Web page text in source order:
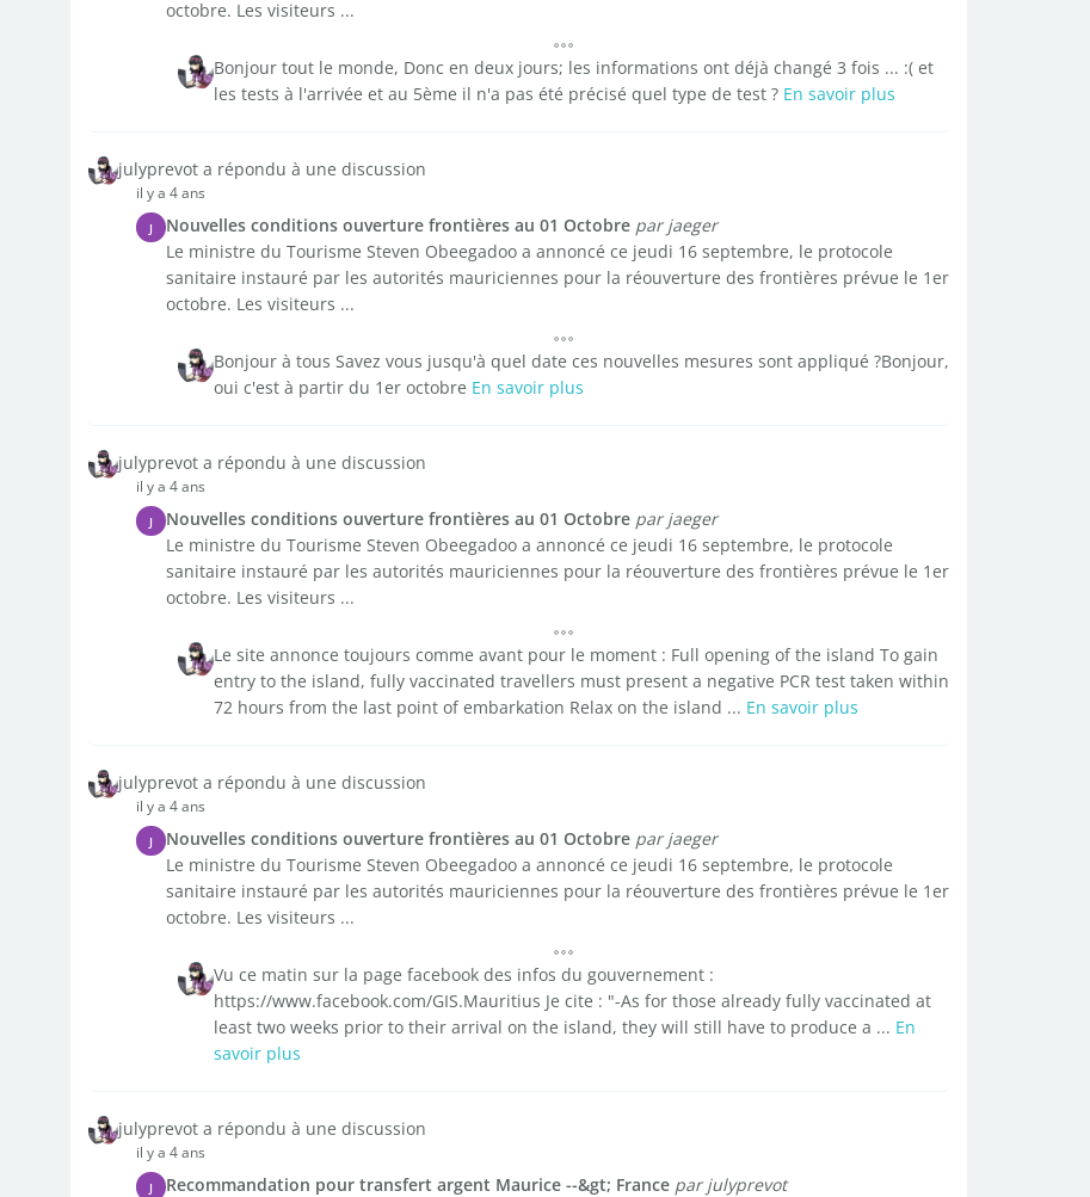
octobre. Les visiteurs ...
Bonjour tout le monde, Donc en deux jours; les informations ont déjà changé 3 fois ... :( et
les tests à l'arrivée et au 5ème il n'a pas été précisé quel type de test ? En savoir plus
julyprevot a répondu à une discussion
il y a 4 ans
J Nouvelles conditions ouverture frontières au 01 Octobre par jaeger
Le ministre du Tourisme Steven Obeegadoo a annoncé ce jeudi 16 septembre, le protocole
sanitaire instauré par les autorités mauriciennes pour la réouverture des frontières prévue le 1er
octobre. Les visiteurs ...
Bonjour à tous Savez vous jusqu'à quel date ces nouvelles mesures sont appliqué ?Bonjour,
oui c'est à partir du 1er octobre En savoir plus
julyprevot a répondu à une discussion
il y a 4 ans
J Nouvelles conditions ouverture frontières au 01 Octobre par jaeger
Le ministre du Tourisme Steven Obeegadoo a annoncé ce jeudi 16 septembre, le protocole
sanitaire instauré par les autorités mauriciennes pour la réouverture des frontières prévue le 1er
octobre. Les visiteurs ...
Le site annonce toujours comme avant pour le moment : Full opening of the island To gain
entry to the island, fully vaccinated travellers must present a negative PCR test taken within
72 hours from the last point of embarkation Relax on the island ... En savoir plus
julyprevot a répondu à une discussion
il y a 4 ans
J Nouvelles conditions ouverture frontières au 01 Octobre par jaeger
Le ministre du Tourisme Steven Obeegadoo a annoncé ce jeudi 16 septembre, le protocole
sanitaire instauré par les autorités mauriciennes pour la réouverture des frontières prévue le 1er
octobre. Les visiteurs ...
Vu ce matin sur la page facebook des infos du gouvernement :
https://www.facebook.com/GIS.Mauritius Je cite : "-As for those already fully vaccinated at
least two weeks prior to their arrival on the island, they will still have to produce a ... En
savoir plus
julyprevot a répondu à une discussion
il y a 4 ans
J Recommandation pour transfert argent Maurice --&gt; France par julyprevot